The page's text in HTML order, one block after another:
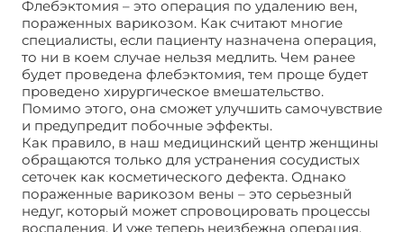
Флебэктомия – это операция по удалению вен,
пораженных варикозом. Как считают многие
специалисты, если пациенту назначена операция,
то ни в коем случае нельзя медлить. Чем ранее
будет проведена флебэктомия, тем проще будет
проведено хирургическое вмешательство.
Помимо этого, она сможет улучшить самочувствие
и предупредит побочные эффекты.
Как правило, в наш медицинский центр женщины
обращаются только для устранения сосудистых
сеточек как косметического дефекта. Однако
пораженные варикозом вены – это серьезный
недуг, который может спровоцировать процессы
воспаления. И уже теперь неизбежна операция.